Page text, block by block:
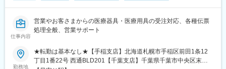
★お取引に繋がった顧客は長期的にご担当していただきます。
★初めのうちは新規の営業が中心となりますが、徐々に既存営業
導入を進めていきます。
仕事内容
営業やお客さまからの医療器具・医療用具の受注対応、各種伝票
処理全般、営業サポート
勤務地
★転勤は基本なし★【手稲支店】北海道札幌市手稲区前田1条12
丁目1番22号 西通BLD201【千葉支店】千葉県千葉市中央区末広5